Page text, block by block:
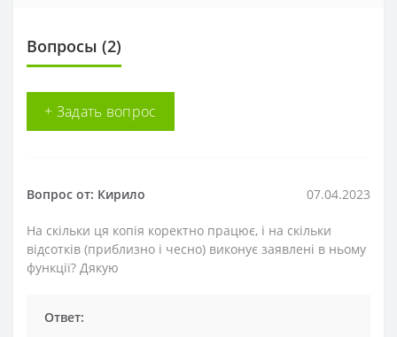
Вопросы (2)
+ Задать вопрос
Вопрос от: Кирило 07.04.2023
На скільки ця копія коректно працює, і на скільки
відсотків (приблизно і чесно) виконує заявлені в ньому
функції? Дякую
Ответ: